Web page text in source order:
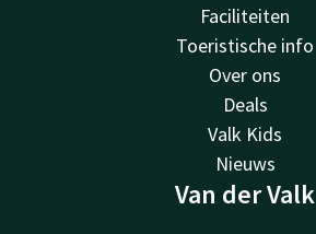
Faciliteiten
Toeristische info
Over ons
Deals
Valk Kids
Nieuws
Van der Valk